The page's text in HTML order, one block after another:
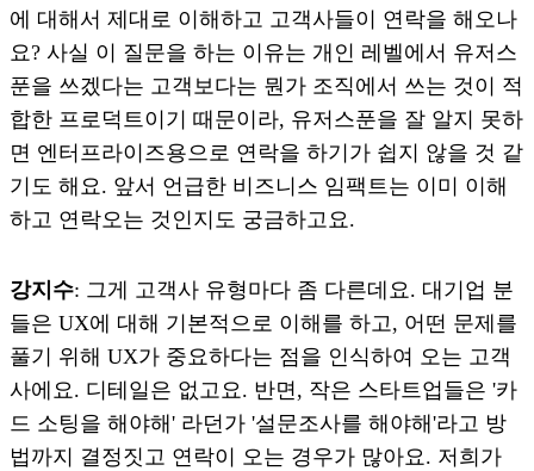
에 대해서 제대로 이해하고 고객사들이 연락을 해오나
요? 사실 이 질문을 하는 이유는 개인 레벨에서 유저스
푼을 쓰겠다는 고객보다는 뭔가 조직에서 쓰는 것이 적
합한 프로덕트이기 때문이라, 유저스푼을 잘 알지 못하
면 엔터프라이즈용으로 연락을 하기가 쉽지 않을 것 같
기도 해요. 앞서 언급한 비즈니스 임팩트는 이미 이해
하고 연락오는 것인지도 궁금하고요.
강지수: 그게 고객사 유형마다 좀 다른데요. 대기업 분
들은 UX에 대해 기본적으로 이해를 하고, 어떤 문제를
풀기 위해 UX가 중요하다는 점을 인식하여 오는 고객
사에요. 디테일은 없고요. 반면, 작은 스타트업들은 '카
드 소팅을 해야해' 라던가 '설문조사를 해야해'라고 방
법까지 결정짓고 연락이 오는 경우가 많아요. 저희가